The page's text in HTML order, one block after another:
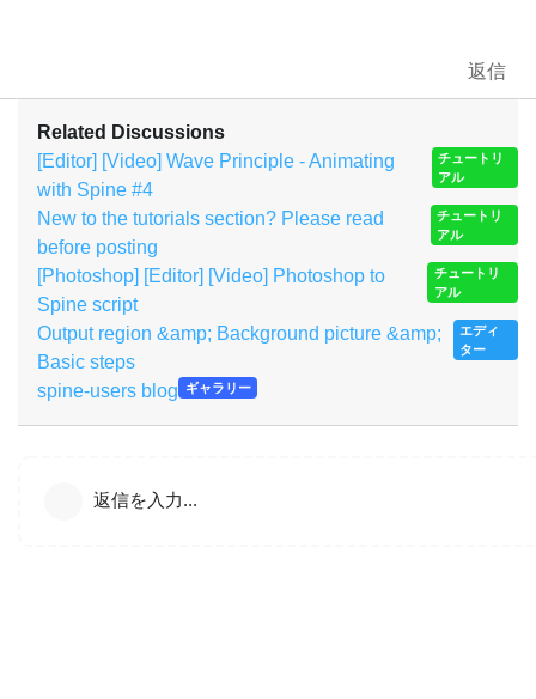
返信
Related Discussions
[Editor] [Video] Wave Principle - Animating
with Spine #4
チュートリ
アル
New to the tutorials section? Please read
before posting
チュートリ
アル
[Photoshop] [Editor] [Video] Photoshop to
Spine script
チュートリ
アル
Output region &amp; Background picture &amp;
Basic steps
エディ
ター
spine-users blog ギャラリー
返信を入力...